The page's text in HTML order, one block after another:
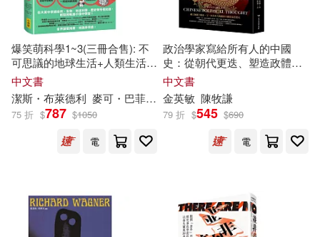
張正武(2)
張海濤(2)
張艷，楊曉燕，張建東(2)
彭立群(2) 徐曼（主編）(2)
人民日報出版社(6)
吉林文史出版社(6)
同濟大學出版社(6)
哈爾濱工業大學出版社(6)
大是文化(6) 大牌出版(6)
爆笑萌科學1~3(三冊合售): 不
可思議的地球生活+人類生活
+星空宇宙
中文書
潔斯・布萊德利 麥可・巴菲爾 何修瑜 吳妍儀
75 折 $787 $1050
電
政治學家寫給所有人的中國
史：從朝代更迭、塑造政體、
身分認同談中國政治思想
中文書
金英敏 陳牧謙
79 折 $545 $690
電